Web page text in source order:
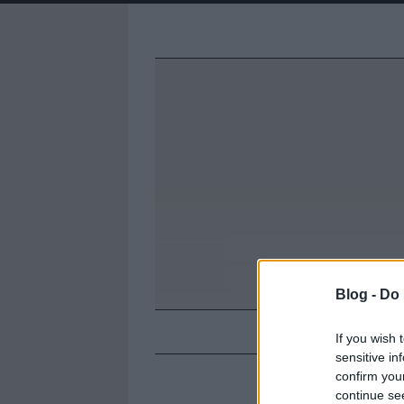
Blog -
If you wish
sensitive
confirm
continue
A